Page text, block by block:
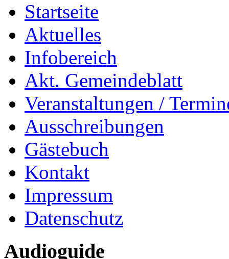
Startseite
Aktuelles
Infobereich
Akt. Gemeindeblatt
Veranstaltungen /
Ausschreibungen
Gästebuch
Kontakt
Impressum
Datenschutz
Audioguide